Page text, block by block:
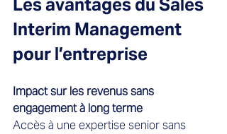
Les avantages du Sales
Interim Management
pour l’entreprise
Impact sur les revenus sans
engagement à long terme
Accès à une expertise senior sans